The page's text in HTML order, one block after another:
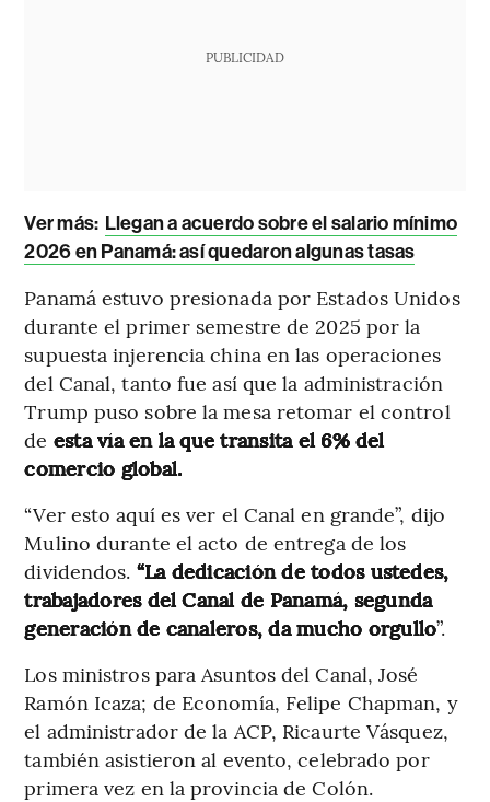
PUBLICIDAD
Ver más: Llegan a acuerdo sobre el salario mínimo
2026 en Panamá: así quedaron algunas tasas
Panamá estuvo presionada por Estados Unidos
durante el primer semestre de 2025 por la
supuesta injerencia china en las operaciones
del Canal, tanto fue así que la administración
Trump puso sobre la mesa retomar el control
de esta vía en la que transita el 6% del
comercio global.
“Ver esto aquí es ver el Canal en grande”, dijo
Mulino durante el acto de entrega de los
dividendos. “La dedicación de todos ustedes,
trabajadores del Canal de Panamá, segunda
generación de canaleros, da mucho orgullo”.
Los ministros para Asuntos del Canal, José
Ramón Icaza; de Economía, Felipe Chapman, y
el administrador de la ACP, Ricaurte Vásquez,
también asistieron al evento, celebrado por
primera vez en la provincia de Colón.